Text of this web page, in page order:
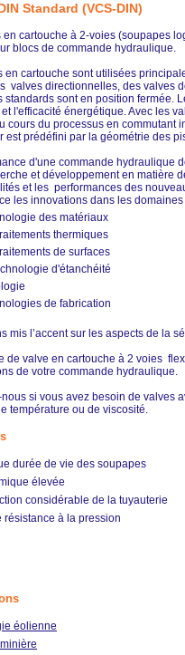
Standard (VCS-DIN)
en cartouche à 2-voies (soupapes
blocs de commande hydraulique.
en cartouche sont utilisées
valves directionnelles, des valves
standards sont en position fermée.
l'efficacité énergétique. Avec les
cours du processus en commutant
est prédéfini par la géométrie des
d'une commande hydraulique
et développement en matière
et les performances des
les innovations dans les domaines
des matériaux
thermiques
de surfaces
d'étanchéité
de fabrication
mis l’accent sur les aspects de la
de valve en cartouche à 2 voies
de votre commande hydraulique.
si vous avez besoin de valves
température ou de viscosité.
durée de vie des soupapes
élevée
considérable de la tuyauterie
résistance à la pression
éolienne